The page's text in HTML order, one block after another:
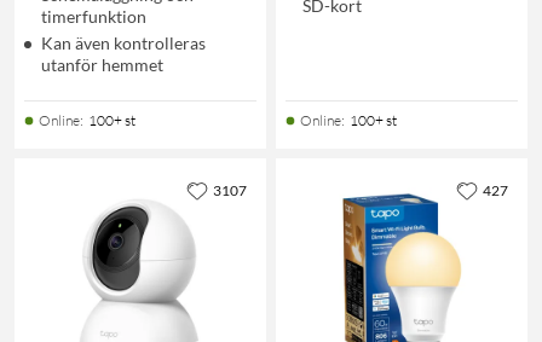
timerfunktion
Kan även kontrolleras
utanför hemmet
Online: 100+ st
SD-kort
Online: 100+ st
3107 427